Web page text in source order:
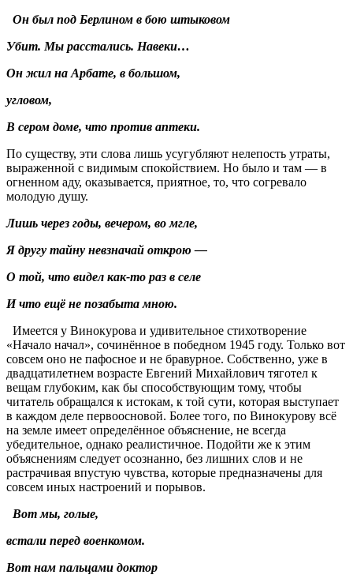
Он был под Берлином в бою штыковом
Убит. Мы расстались. Навеки…
Он жил на Арбате, в большом,
угловом,
В сером доме, что против аптеки.
По существу, эти слова лишь усугубляют нелепость утраты,
выраженной с видимым спокойствием. Но было и там — в
огненном аду, оказывается, приятное, то, что согревало
молодую душу.
Лишь через годы, вечером, во мгле,
Я другу тайну невзначай открою —
О той, что видел как-то раз в селе
И что ещё не позабыта мною.
Имеется у Винокурова и удивительное стихотворение
«Начало начал», сочинённое в победном 1945 году. Только вот
совсем оно не пафосное и не бравурное. Собственно, уже в
двадцатилетнем возрасте Евгений Михайлович тяготел к
вещам глубоким, как бы способствующим тому, чтобы
читатель обращался к истокам, к той сути, которая выступает
в каждом деле первоосновой. Более того, по Винокурову всё
на земле имеет определённое объяснение, не всегда
убедительное, однако реалистичное. Подойти же к этим
объяснениям следует осознанно, без лишних слов и не
растрачивая впустую чувства, которые предназначены для
совсем иных настроений и порывов.
Вот мы, голые,
встали перед военкомом.
Вот нам пальцами доктор